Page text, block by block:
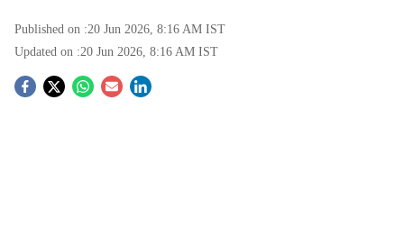
Published on :20 Jun 2026, 8:16 AM IST
Updated on :20 Jun 2026, 8:16 AM IST
S